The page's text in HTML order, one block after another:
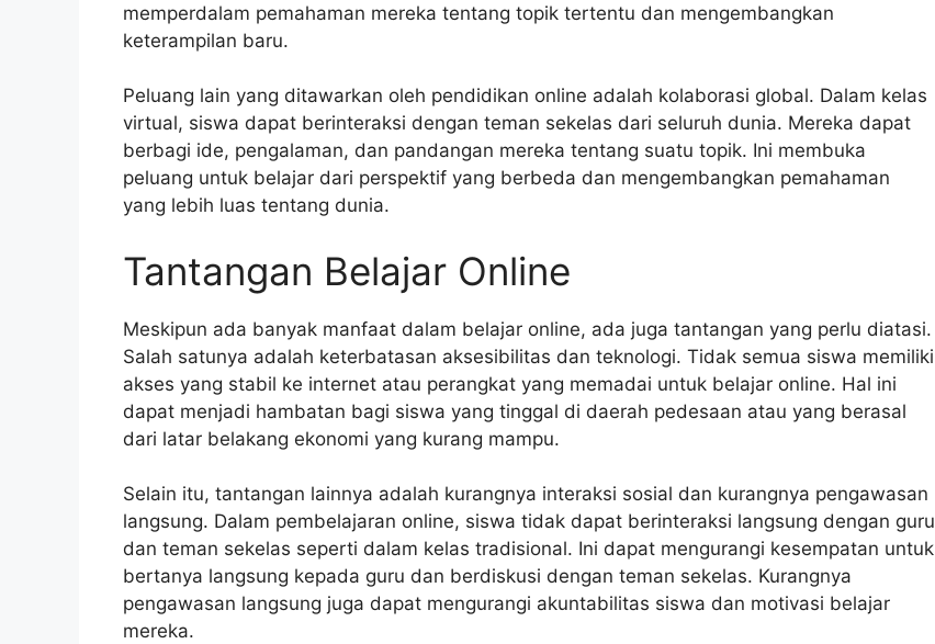
memperdalam pemahaman mereka tentang topik tertentu dan mengembangkan
keterampilan baru.
Peluang lain yang ditawarkan oleh pendidikan online adalah kolaborasi global. Dalam kelas
virtual, siswa dapat berinteraksi dengan teman sekelas dari seluruh dunia. Mereka dapat
berbagi ide, pengalaman, dan pandangan mereka tentang suatu topik. Ini membuka
peluang untuk belajar dari perspektif yang berbeda dan mengembangkan pemahaman
yang lebih luas tentang dunia.
Tantangan Belajar Online
Meskipun ada banyak manfaat dalam belajar online, ada juga tantangan yang perlu diatasi.
Salah satunya adalah keterbatasan aksesibilitas dan teknologi. Tidak semua siswa memiliki
akses yang stabil ke internet atau perangkat yang memadai untuk belajar online. Hal ini
dapat menjadi hambatan bagi siswa yang tinggal di daerah pedesaan atau yang berasal
dari latar belakang ekonomi yang kurang mampu.
Selain itu, tantangan lainnya adalah kurangnya interaksi sosial dan kurangnya pengawasan
langsung. Dalam pembelajaran online, siswa tidak dapat berinteraksi langsung dengan guru
dan teman sekelas seperti dalam kelas tradisional. Ini dapat mengurangi kesempatan untuk
bertanya langsung kepada guru dan berdiskusi dengan teman sekelas. Kurangnya
pengawasan langsung juga dapat mengurangi akuntabilitas siswa dan motivasi belajar
mereka.